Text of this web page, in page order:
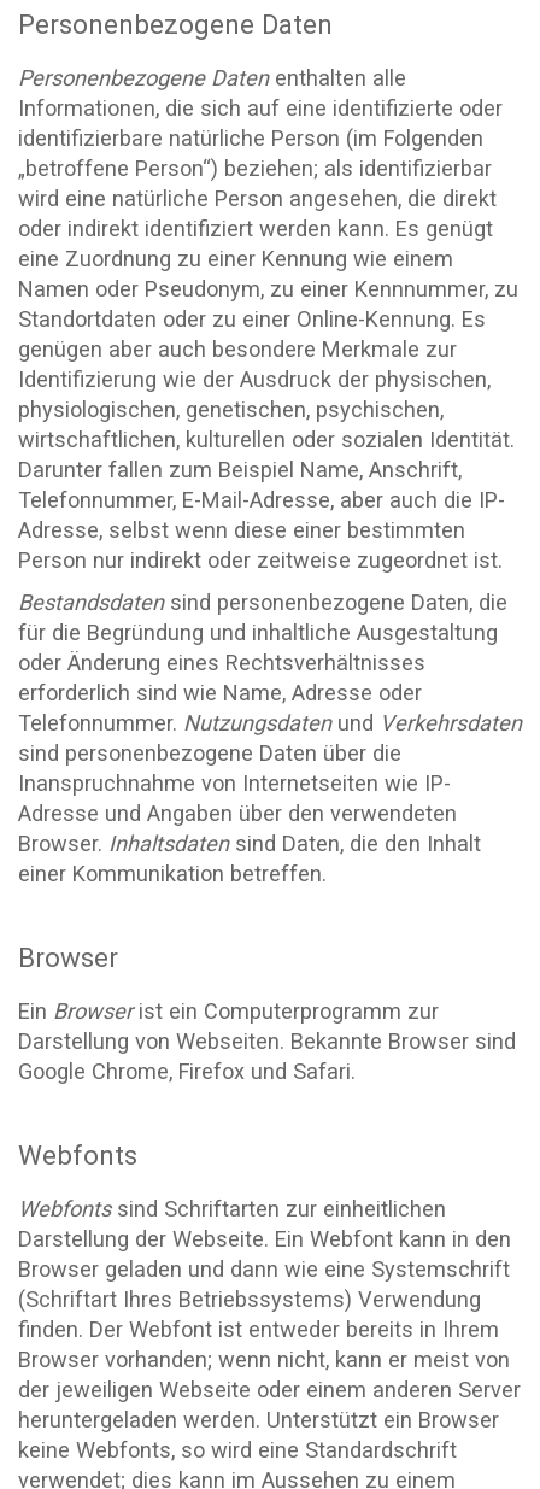
Personenbezogene Daten
Personenbezogene Datenenthalten alle
Informationen, die sich auf eine identifizierte oder
identifizierbare natürliche Person (im Folgenden
„betroffene Person“) beziehen; als identifizierbar
wird eine natürliche Person angesehen, die direkt
oder indirekt identifiziert werden kann. Es genügt
eine Zuordnung zu einer Kennung wie einem
Namen oder Pseudonym, zu einer Kennnummer, zu
Standortdaten oder zu einer Online-Kennung. Es
genügen aber auch besondere Merkmale zur
Identifizierung wie der Ausdruck der physischen,
physiologischen, genetischen, psychischen,
wirtschaftlichen, kulturellen oder sozialen Identität.
Darunter fallen zum Beispiel Name, Anschrift,
Telefonnummer, E-Mail-Adresse, aber auch die IP-
Adresse, selbst wenn diese einer bestimmten
Person nur indirekt oder zeitweise zugeordnet ist.
Bestandsdatensind personenbezogene Daten, die
für die Begründung und inhaltliche Ausgestaltung
oder Änderung eines Rechtsverhältnisses
erforderlich sind wie Name, Adresse oder
Telefonnummer. Nutzungsdaten und Verkehrsdaten
sind personenbezogene Daten über die
Inanspruchnahme von Internetseiten wie IP-
Adresse und Angaben über den verwendeten
Browser. Inhaltsdaten sind Daten, die den Inhalt
einer Kommunikation betreffen.
Browser
Ein Browserist ein Computerprogramm zur
Darstellung von Webseiten. Bekannte Browser sind
Google Chrome, Firefox und Safari.
Webfonts
Webfonts sind Schriftarten zur einheitlichen
Darstellung der Webseite. Ein Webfont kann in den
Browser geladen und dann wie eine Systemschrift
(Schriftart Ihres Betriebssystems) Verwendung
finden. Der Webfont ist entweder bereits in Ihrem
Browser vorhanden; wenn nicht, kann er meist von
der jeweiligen Webseite oder einem anderen Server
heruntergeladen werden. Unterstützt ein Browser
keine Webfonts, so wird eine Standardschrift
verwendet; dies kann im Aussehen zu einem